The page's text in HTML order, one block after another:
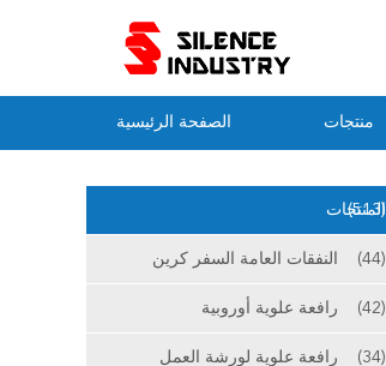
الصفحة الرئيسية منتجات
المنتجات(513)
النفقات العامة السفر كرين (44)
رافعة علوية أوروبية (42)
رافعة علوية لورشة العمل (34)